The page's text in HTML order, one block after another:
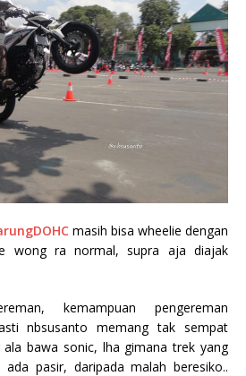
masih bisa wheelie dengan
wong ra normal, supra aja diajak
kemampuan pengereman
nbsusanto memang tak sempat
bawa sonic, lha gimana trek yang
pasir, daripada malah beresiko..